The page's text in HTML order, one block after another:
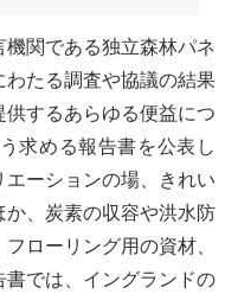
関である独立森林パネ
わたる調査や協議の結果
するあらゆる便益につ
求める報告書を公表し
ーションの場、きれい
、炭素の収容や洪水防
ローリング用の資材、
では、イングランドの